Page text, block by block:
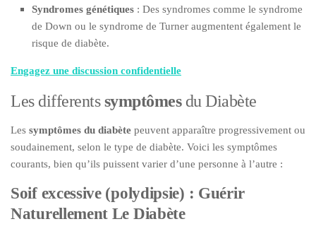
Syndromes génétiques : Des syndromes comme le syndrome
de Down ou le syndrome de Turner augmentent également le
risque de diabète.
Engagez une discussion confidentielle
Les differentssymptômesdu Diabète
Les symptômes du diabète peuvent apparaître progressivement ou
soudainement, selon le type de diabète. Voici les symptômes
courants, bien qu’ils puissent varier d’une personne à l’autre :
Soif excessive (polydipsie) : Guérir
Naturellement Le Diabète